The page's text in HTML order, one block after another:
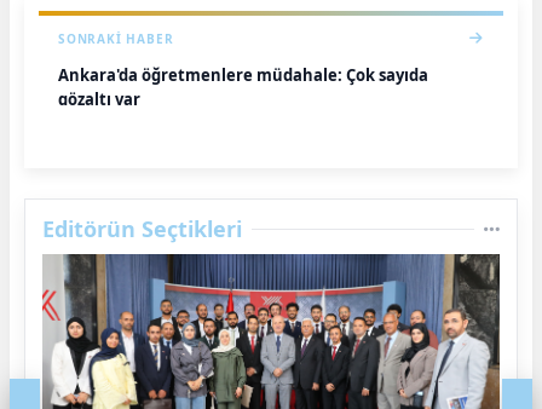
SONRAKI HABER
Ankara'da öğretmenlere müdahale: Çok sayıda
gözaltı var
Editörün Seçtikleri